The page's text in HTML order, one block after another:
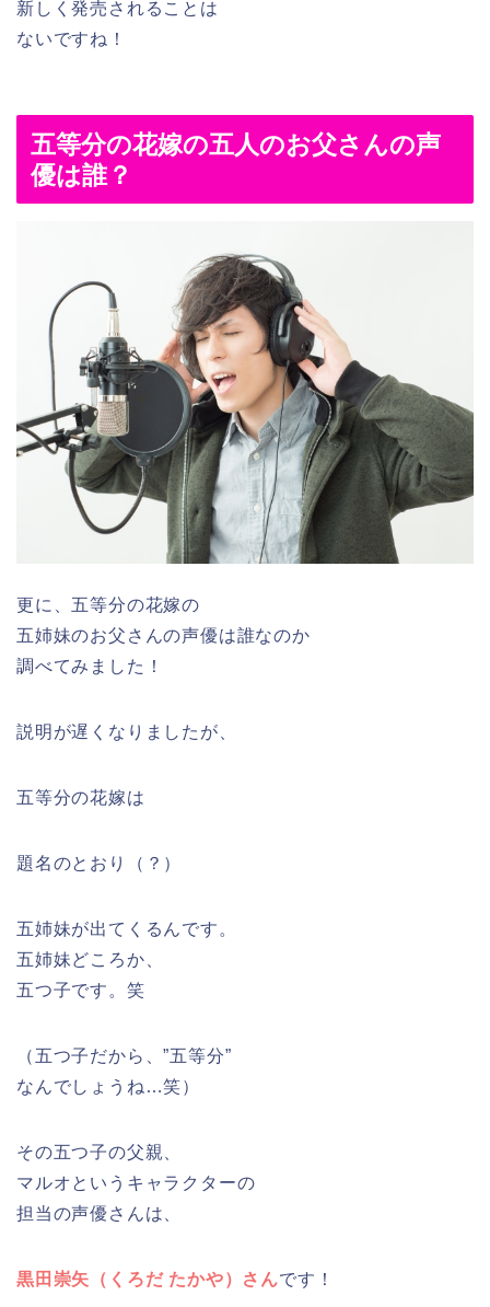
新しく発売されることは
ないですね！
五等分の花嫁の五人のお父さんの声
優は誰？
更に、五等分の花嫁の
五姉妹のお父さんの声優は誰なのか
調べてみました！
説明が遅くなりましたが、
五等分の花嫁は
題名のとおり（？）
五姉妹が出てくるんです。
五姉妹どころか、
五つ子です。笑
（五つ子だから、”五等分”
なんでしょうね…笑）
その五つ子の父親、
マルオというキャラクターの
担当の声優さんは、
黒田崇矢（くろだ たかや）さんです！